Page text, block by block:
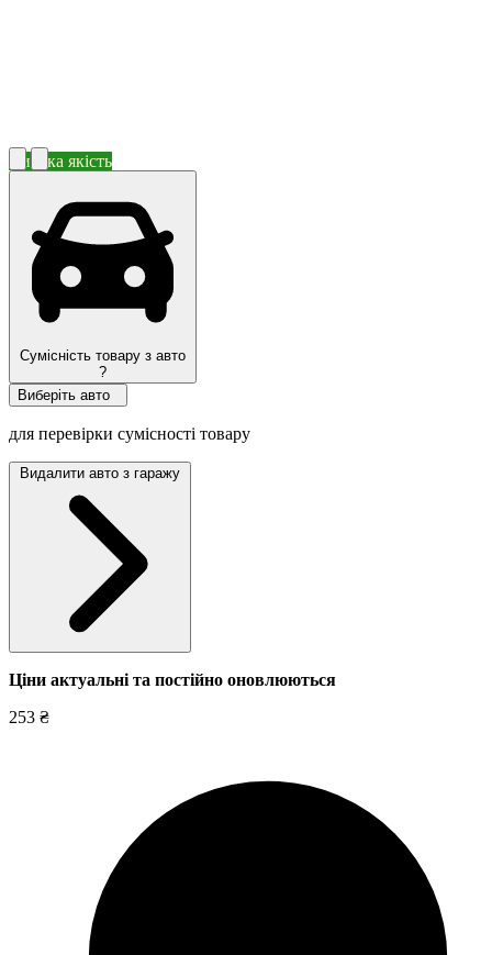
Висока якість
Сумісність товару з авто
?
Виберіть авто
для перевірки сумісності товару
Видалити авто з гаражу
Ціни актуальні та постійно оновлюються
253 ₴